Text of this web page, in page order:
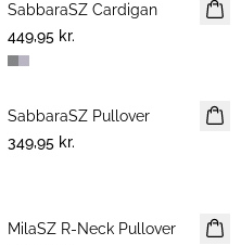
NYHED
SabbaraSZ Cardigan
449,95 kr.
NYHED
SabbaraSZ Pullover
349,95 kr.
NYHED
MilaSZ R-Neck Pullover